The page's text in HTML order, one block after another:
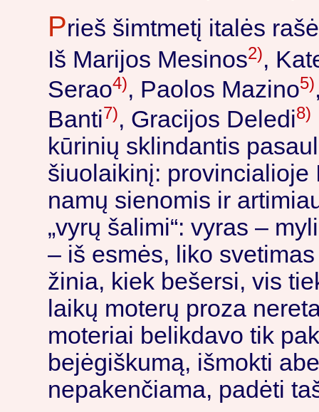
Prieš šimtmetį italės
Iš Marijos Mesinos2),
Serao4), Paolos Mazino5)
Banti7), Gracijos Deledi8)
kūrinių sklindantis
šiuolaikinį:
namų sienomis ir
„vyrų šalimi“: vyras –
– iš esmės, liko
žinia, kiek bešersi, vis
laikų moterų proza
moteriai belikdavo tik
bejėgiškumą, išmokti
nepakenčiama, padėti